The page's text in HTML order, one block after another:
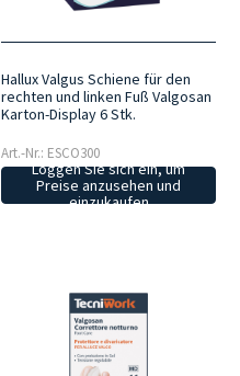
Hallux Valgus Schiene für den
rechten und linken Fuß Valgosan
Karton-Display 6 Stk.
Art.-Nr.: ESCO300
Loggen Sie sich ein, um
Preise anzusehen und
einzukaufen